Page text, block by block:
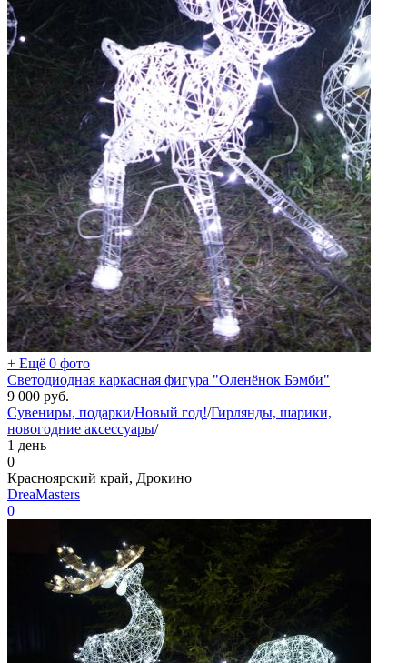
+ Ещё 0 фото
Светодиодная каркасная фигура "Оленёнок Бэмби"
9 000 руб.
Сувениры, подарки/Новый год!/Гирлянды, шарики,
новогодние аксессуары/
1 день
0
Красноярский край, Дрокино
DreaMasters
0